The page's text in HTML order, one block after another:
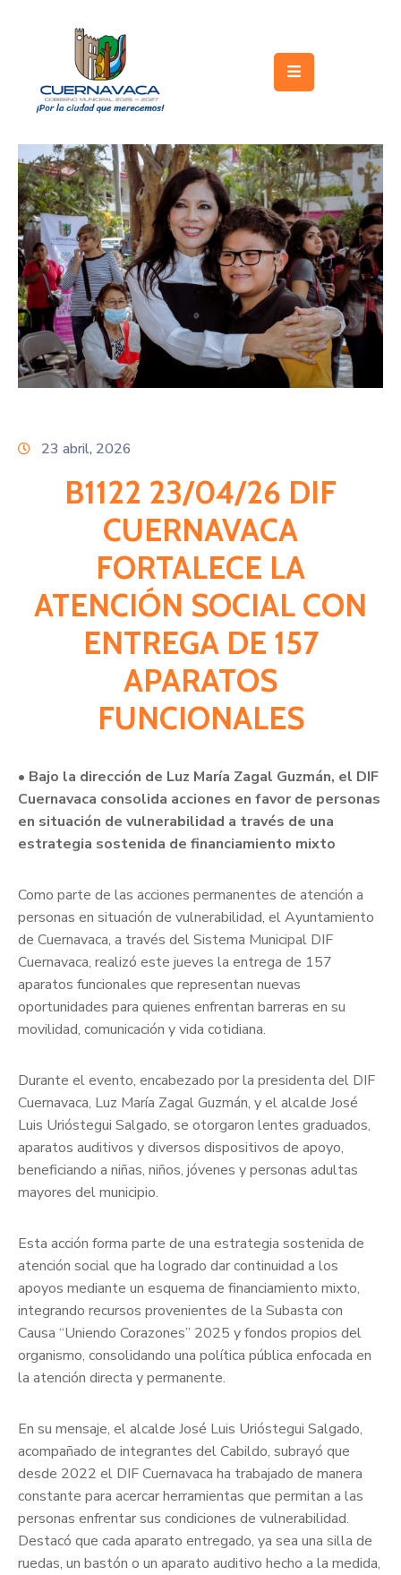
Gobierno
Turismo
Trámites
y
Servicios
Licitaciones
Transparencia
Directorio
23 abril, 2026
B1122 23/04/26 DIF
CUERNAVACA
FORTALECE LA
ATENCIÓN SOCIAL CON
ENTREGA DE 157
APARATOS
FUNCIONALES
• Bajo la dirección de Luz María Zagal Guzmán, el DIF
Cuernavaca consolida acciones en favor de personas
en situación de vulnerabilidad a través de una
estrategia sostenida de financiamiento mixto
Como parte de las acciones permanentes de atención a
personas en situación de vulnerabilidad, el Ayuntamiento
de Cuernavaca, a través del Sistema Municipal DIF
Cuernavaca, realizó este jueves la entrega de 157
aparatos funcionales que representan nuevas
oportunidades para quienes enfrentan barreras en su
movilidad, comunicación y vida cotidiana.
Durante el evento, encabezado por la presidenta del DIF
Cuernavaca, Luz María Zagal Guzmán, y el alcalde José
Luis Urióstegui Salgado, se otorgaron lentes graduados,
aparatos auditivos y diversos dispositivos de apoyo,
beneficiando a niñas, niños, jóvenes y personas adultas
mayores del municipio.
Esta acción forma parte de una estrategia sostenida de
atención social que ha logrado dar continuidad a los
apoyos mediante un esquema de financiamiento mixto,
integrando recursos provenientes de la Subasta con
Causa “Uniendo Corazones” 2025 y fondos propios del
organismo, consolidando una política pública enfocada en
la atención directa y permanente.
En su mensaje, el alcalde José Luis Urióstegui Salgado,
acompañado de integrantes del Cabildo, subrayó que
desde 2022 el DIF Cuernavaca ha trabajado de manera
constante para acercar herramientas que permitan a las
personas enfrentar sus condiciones de vulnerabilidad.
Destacó que cada aparato entregado, ya sea una silla de
ruedas, un bastón o un aparato auditivo hecho a la medida,